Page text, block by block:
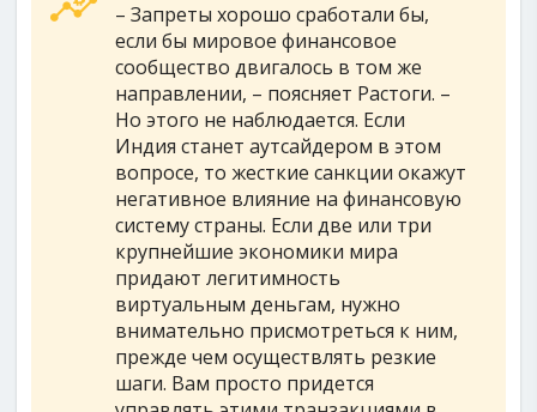
– Запреты хорошо сработали бы,
если бы мировое финансовое
сообщество двигалось в том же
направлении, – поясняет Растоги. –
Но этого не наблюдается. Если
Индия станет аутсайдером в этом
вопросе, то жесткие санкции окажут
негативное влияние на финансовую
систему страны. Если две или три
крупнейшие экономики мира
придают легитимность
виртуальным деньгам, нужно
внимательно присмотреться к ним,
прежде чем осуществлять резкие
шаги. Вам просто придется